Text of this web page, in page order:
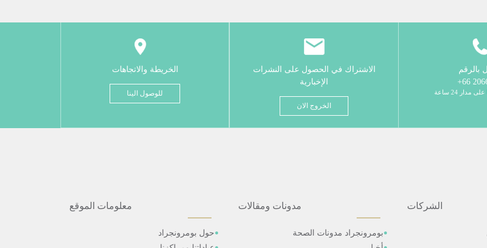
بالرقم
24 ساعة
الاشتراك في الحصول على النشرات
الإخبارية
الخروج الان
الخريطة والاتجاهات
للوصول الينا
الشركات مدونات ومقالات
بومرونجراد مدونات الصحة
معلومات الموقع
حول بومرونجراد